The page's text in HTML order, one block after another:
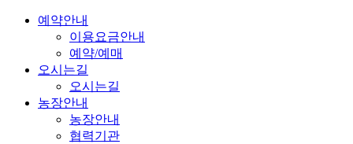
예약안내
이용요금안내
예약/예매
오시는길
오시는길
농장안내
농장안내
협력기관